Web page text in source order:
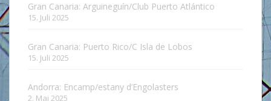
Gran Canaria: Arguineguín/Club Puerto Atlántico
15. Juli 2025
Gran Canaria: Puerto Rico/C Isla de Lobos
15. Juli 2025
Andorra: Encamp/estany d’Engolasters
2. Mai 2025